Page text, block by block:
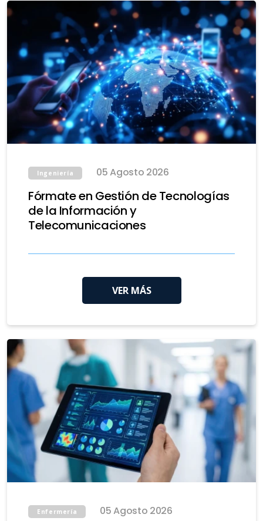
Ingeniería 05 Agosto 2026
Fórmate en Gestión de Tecnologías
de la Información y
Telecomunicaciones
VER MÁS
Enfermería 05 Agosto 2026